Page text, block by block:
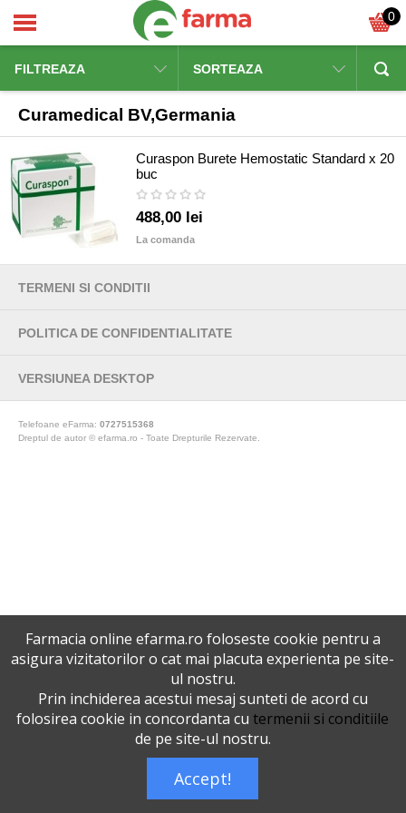
0
FILTREAZA SORTEAZA
Curamedical BV,Germania
Curaspon Burete Hemostatic Standard x 20
buc
488,00 lei
La comanda
TERMENI SI CONDITII
POLITICA DE CONFIDENTIALITATE
VERSIUNEA DESKTOP
Telefoane eFarma: 0727515368
Dreptul de autor © efarma.ro - Toate Drepturile Rezervate.
Farmacia online efarma.ro foloseste cookie pentru a
asigura vizitatorilor o cat mai placuta experienta pe site-
ul nostru.
Prin inchiderea acestui mesaj sunteti de acord cu
folosirea cookie in concordanta cu termenii si conditiile
de pe site-ul nostru.
Accept!